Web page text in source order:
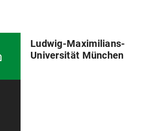
Ludwig-Maximilians-
Universität München